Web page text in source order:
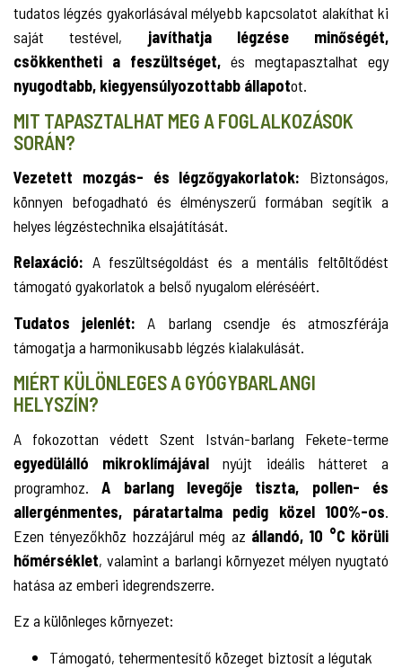
tudatos légzés gyakorlásával mélyebb kapcsolatot alakíthat ki
saját testével, javíthatja légzése minőségét,
csökkentheti a feszültséget, és megtapasztalhat egy
nyugodtabb, kiegyensúlyozottabb állapotot.
MIT TAPASZTALHAT MEG A FOGLALKOZÁSOK
SORÁN?
Vezetett mozgás- és légzőgyakorlatok: Biztonságos,
könnyen befogadható és élményszerű formában segítik a
helyes légzéstechnika elsajátítását.
Relaxáció: A feszültségoldást és a mentális feltöltődést
támogató gyakorlatok a belső nyugalom eléréséért.
Tudatos jelenlét: A barlang csendje és atmoszférája
támogatja a harmonikusabb légzés kialakulását.
MIÉRT KÜLÖNLEGES A GYÓGYBARLANGI
HELYSZÍN?
A fokozottan védett Szent István-barlang Fekete-terme
egyedülálló mikroklímájával nyújt ideális hátteret a
programhoz.A barlang levegője tiszta, pollen- és
allergénmentes, páratartalma pedig közel 100%-os.
Ezen tényezőkhöz hozzájárul még az állandó, 10 °C körüli
hőmérséklet, valamint a barlangi környezet mélyen nyugtató
hatása az emberi idegrendszerre.
Ez a különleges környezet:
Támogató, tehermentesítő közeget biztosít a légutak